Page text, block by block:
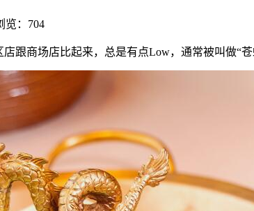
览：704
跟商场店比起来，总是有点Low，通常被叫做“苍